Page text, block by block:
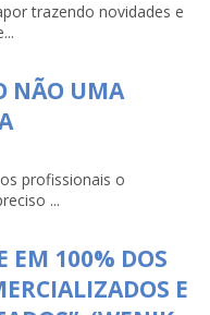
trazendo novidades e
NÃO UMA
profissionais o
...
EM 100% DOS
E